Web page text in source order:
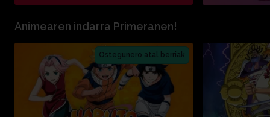
Animearen indarra Primeranen!
Ostegunero atal berriak